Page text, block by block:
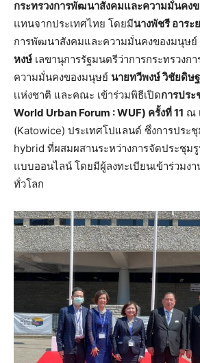
กระทรวงการพัฒนาสังคมและความมั่นคง
แทนจากประเทศไทย โดยมีนางพัชรี อาระ
การพัฒนาสังคมและความมั่นคงของมนุษย์
หงษ์ เลขานุการรัฐมนตรีว่าการกระทรวง
ความมั่นคงของมนุษย์ นายทวีพงษ์ วิชัยดิษฐ
เเห่งชาติ และคณะ เข้าร่วมพิธีเปิดการปร
World Urban Forum : WUF) ครั้งที่ 11 ณ
(Katowice) ประเทศโปแลนด์ ซึ่งการประ
hybrid ที่ผสมผสานระหว่างการจัดประชุม
แบบออนไลน์ โดยมีผู้ลงทะเบียนเข้าร่วมง
ทั่วโลก